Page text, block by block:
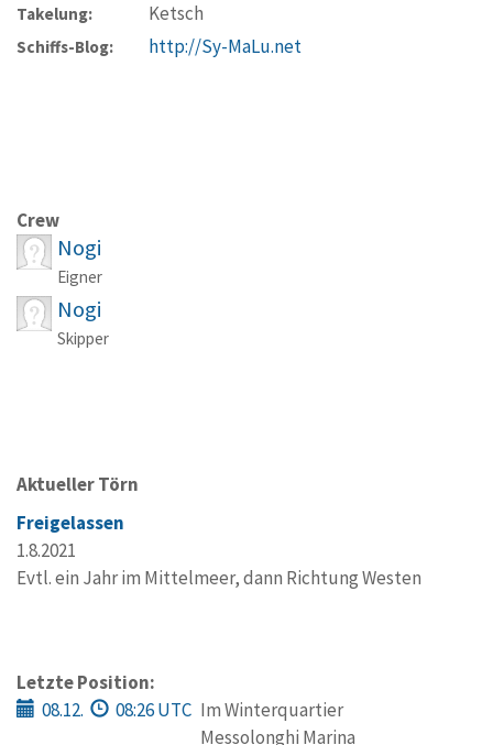
Takelung: Ketsch
Schiffs-Blog: http://Sy-MaLu.net
Crew
Nogi
Eigner
Nogi
Skipper
Aktueller Törn
Freigelassen
1.8.2021
Evtl. ein Jahr im Mittelmeer, dann Richtung Westen
Letzte Position:
08.12.
08:26 UTC Im Winterquartier
Messolonghi Marina